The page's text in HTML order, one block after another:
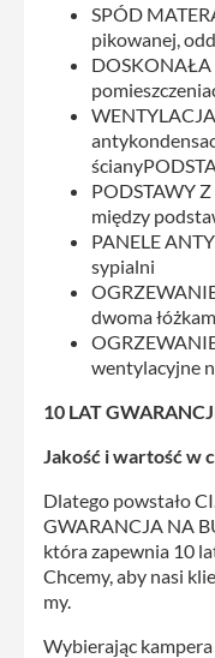
SPÓD
pikowanej,
PODSTAWY
między
PANELE
sypialni
dwoma
wentylacyjne
10 LAT
Jakość i wartość w
Dlatego powstało CI.
GWARANCJA NA
która zapewnia 10
Chcemy, aby nasi
my.
Wybierając